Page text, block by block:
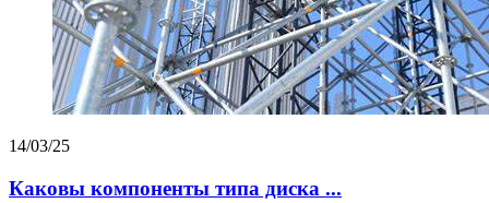
14/03/25
Каковы компоненты типа диска ...